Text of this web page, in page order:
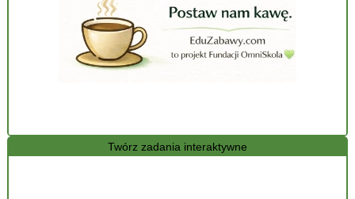
Twórz zadania interaktywne